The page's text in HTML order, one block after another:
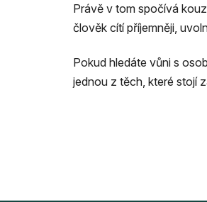
Právě v tom spočívá
člověk cítí příjemněji,
Pokud hledáte vůni s
jednou z těch, které stojí